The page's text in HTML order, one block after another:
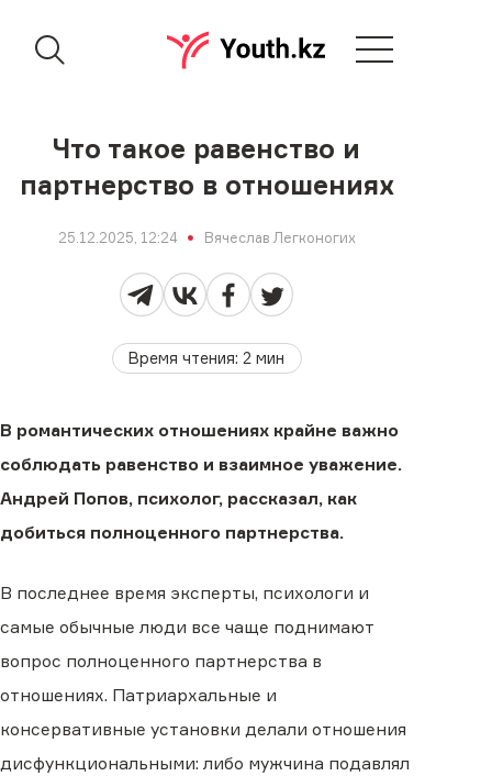
Что такое равенство и
партнерство в отношениях
25.12.2025, 12:24 Вячеслав Легконогих
Время чтения:2 мин
В романтических отношениях крайне важно
соблюдать равенство и взаимное уважение.
Андрей Попов, психолог, рассказал, как
добиться полноценного партнерства.
В последнее время эксперты, психологи и
самые обычные люди все чаще поднимают
вопрос полноценного партнерства в
отношениях. Патриархальные и
консервативные установки делали отношения
дисфункциональными: либо мужчина подавлял